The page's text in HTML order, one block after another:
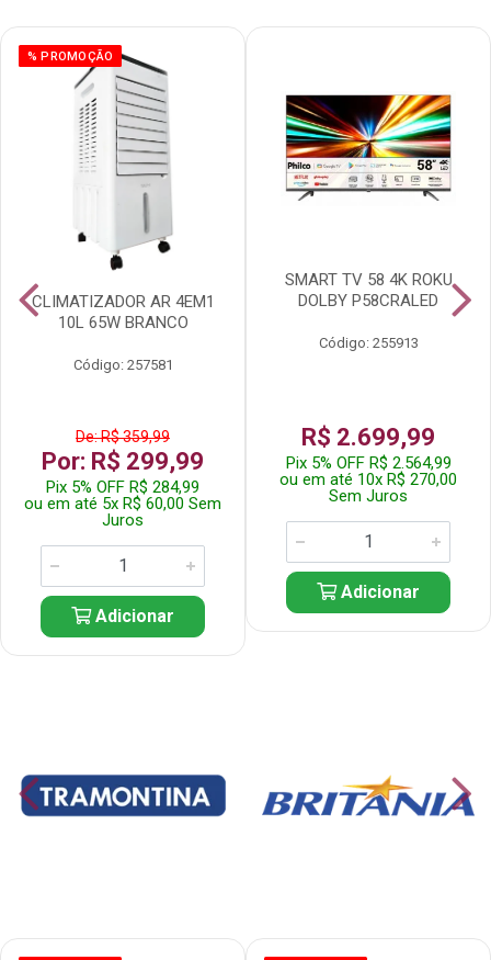
% PROMOÇÃO
CLIMATIZADOR AR 4EM1
10L 65W BRANCO
Código: 257581
De: R$ 359,99
Por: R$ 299,99
Pix 5% OFF R$ 284,99
ou em até 5x R$ 60,00 Sem
Juros
Adicionar
SMART TV 58 4K ROKU
DOLBY P58CRALED
Código: 255913
R$ 2.699,99
Pix 5% OFF R$ 2.564,99
ou em até 10x R$ 270,00
Sem Juros
Adicionar